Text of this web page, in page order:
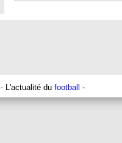
- L'actualité du football -